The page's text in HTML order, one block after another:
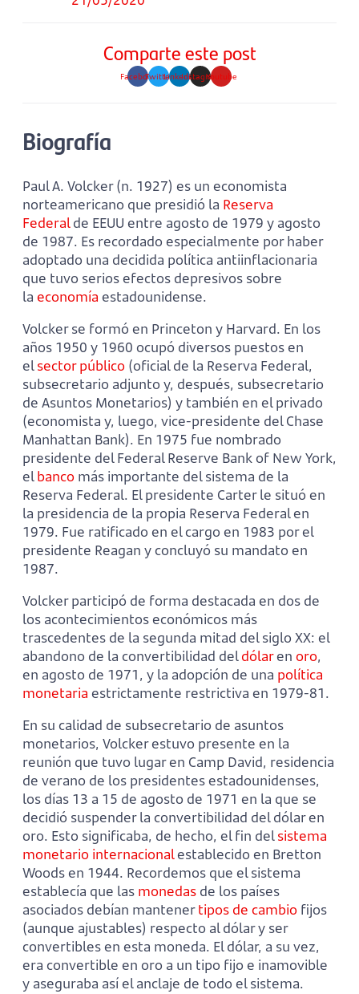
Comparte este post
FacebookTwitterLinkedinInstagramYoutube
Biografía
Paul A. Volcker (n. 1927) es un economista
norteamericano que presidió la Reserva
Federalde EEUU entre agosto de 1979 y agosto
de 1987. Es recordado especialmente por haber
adoptado una decidida política antiinflacionaria
que tuvo serios efectos depresivos sobre
la economía estadounidense.
Volcker se formó en Princeton y Harvard. En los
años 1950 y 1960 ocupó diversos puestos en
elsector público (oficial de la Reserva Federal,
subsecretario adjunto y, después, subsecretario
de Asuntos Monetarios) y también en el privado
(economista y, luego, vice-presidente del Chase
Manhattan Bank). En 1975 fue nombrado
presidente del Federal Reserve Bank of New York,
elbanco más importante del sistema de la
Reserva Federal. El presidente Carter le situó en
la presidencia de la propia Reserva Federal en
1979. Fue ratificado en el cargo en 1983 por el
presidente Reagan y concluyó su mandato en
1987.
Volcker participó de forma destacada en dos de
los acontecimientos económicos más
trascedentes de la segunda mitad del siglo XX: el
abandono de la convertibilidad deldólaren oro,
en agosto de 1971, y la adopción de una política
monetaria estrictamente restrictiva en 1979-81.
En su calidad de subsecretario de asuntos
monetarios, Volcker estuvo presente en la
reunión que tuvo lugar en Camp David, residencia
de verano de los presidentes estadounidenses,
los días 13 a 15 de agosto de 1971 en la que se
decidió suspender la convertibilidad del dólar en
oro. Esto significaba, de hecho, el fin delsistema
monetario internacionalestablecido en Bretton
Woods en 1944. Recordemos que el sistema
establecía que las monedas de los países
asociados debían mantenertipos de cambio fijos
(aunque ajustables) respecto al dólar y ser
convertibles en esta moneda. El dólar, a su vez,
era convertible en oro a un tipo fijo e inamovible
y aseguraba así el anclaje de todo el sistema.